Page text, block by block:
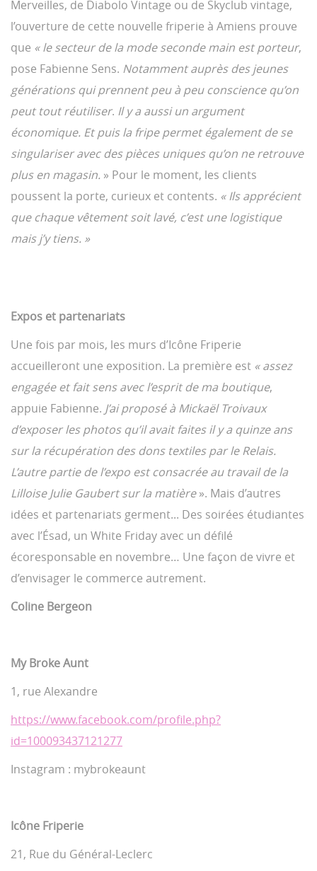
Merveilles, de Diabolo Vintage ou de Skyclub vintage,
l’ouverture de cette nouvelle friperie à Amiens prouve
que « le secteur de la mode seconde main est porteur,
pose Fabienne Sens. Notamment auprès des jeunes
générations qui prennent peu à peu conscience qu’on
peut tout réutiliser. Il y a aussi un argument
économique. Et puis la fripe permet également de se
singulariser avec des pièces uniques qu’on ne retrouve
plus en magasin. » Pour le moment, les clients
poussent la porte, curieux et contents. « Ils apprécient
que chaque vêtement soit lavé, c’est une logistique
mais j’y tiens. »
Expos et partenariats
Une fois par mois, les murs d’Icône Friperie
accueilleront une exposition. La première est « assez
engagée et fait sens avec l’esprit de ma boutique,
appuie Fabienne. J’ai proposé à Mickaël Troivaux
d’exposer les photos qu’il avait faites il y a quinze ans
sur la récupération des dons textiles par le Relais.
L’autre partie de l’expo est consacrée au travail de la
Lilloise Julie Gaubert sur la matière». Mais d’autres
idées et partenariats germent... Des soirées étudiantes
avec l’Ésad, un White Friday avec un défilé
écoresponsable en novembre… Une façon de vivre et
d’envisager le commerce autrement.
Coline Bergeon
My Broke Aunt
1, rue Alexandre
https://www.facebook.com/profile.php?
id=100093437121277
Instagram : mybrokeaunt
Icône Friperie
21, Rue du Général-Leclerc